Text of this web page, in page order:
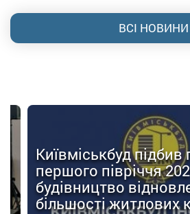
ВСІ НОВИНИ
Київміськбуд підбив
першого півріччя
будівництво
більшості житлових